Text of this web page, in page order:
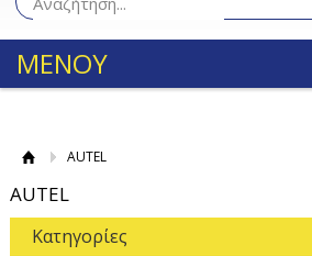
ΜΕΝΟΥ
AUTEL
AUTEL
Κατηγορίες